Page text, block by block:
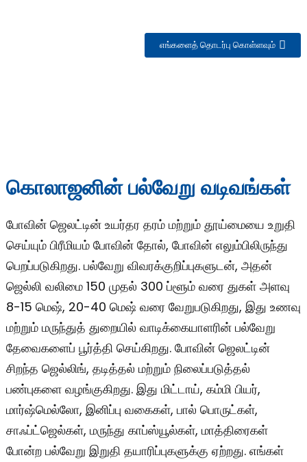
எங்களைத் தொடர்பு கொள்ளவும்
கொலாஜனின் பல்வேறு வடிவங்கள்
போவின் ஜெலட்டின் உயர்தர தரம் மற்றும் தூய்மையை உறுதி
செய்யும் பிரீமியம் போவின் தோல், போவின் எலும்பிலிருந்து
பெறப்படுகிறது. பல்வேறு விவரக்குறிப்புகளுடன், அதன்
ஜெல்லி வலிமை 150 முதல் 300 ப்ளூம் வரை துகள் அளவு
8-15 மெஷ், 20-40 மெஷ் வரை வேறுபடுகிறது, இது உணவு
மற்றும் மருந்துத் துறையில் வாடிக்கையாளரின் பல்வேறு
தேவைகளைப் பூர்த்தி செய்கிறது. போவின் ஜெலட்டின்
சிறந்த ஜெல்லிங், தடித்தல் மற்றும் நிலைப்படுத்தல்
பண்புகளை வழங்குகிறது. இது மிட்டாய், கம்மி பியர்,
மார்ஷ்மெல்லோ, இனிப்பு வகைகள், பால் பொருட்கள்,
சாஃப்ட்ஜெல்கள், மருந்து காப்ஸ்யூல்கள், மாத்திரைகள்
போன்ற பல்வேறு இறுதி தயாரிப்புகளுக்கு ஏற்றது. எங்கள்